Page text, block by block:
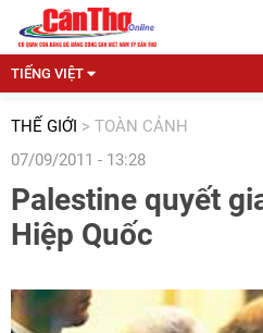
TIẾNG VIỆT
THẾ GIỚI > TOÀN CẢNH
07/09/2011 - 13:28
Palestine quyết
Hiệp Quốc